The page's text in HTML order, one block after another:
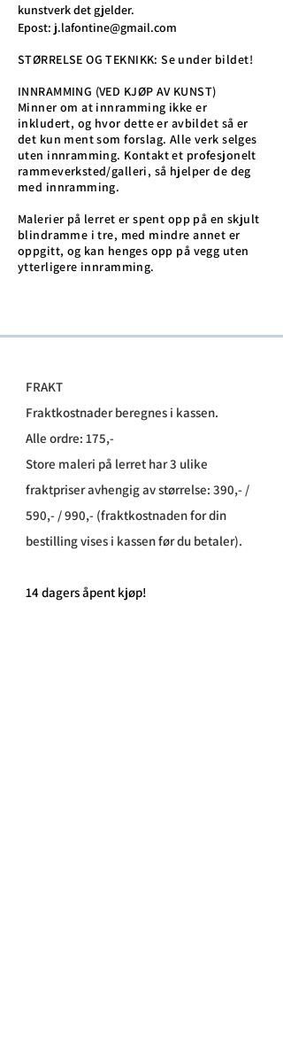
kunstverk det gjelder.
Epost: j.lafontine@gmail.com
STØRRELSE OG TEKNIKK: Se under bildet!
INNRAMMING (VED KJØP AV KUNST)
Minner om at innramming ikke er
inkludert, og hvor dette er avbildet så er
det kun ment som forslag. Alle verk selges
uten innramming. Kontakt et profesjonelt
rammeverksted/galleri, så hjelper de deg
med innramming.
Malerier på lerret er spent opp på en skjult
blindramme i tre, med mindre annet er
oppgitt, og kan henges opp på vegg uten
ytterligere innramming.
FRAKT
Fraktkostnader beregnes i kassen.
Alle ordre: 175,-
Store maleri på lerret har 3 ulike
fraktpriser avhengig av størrelse: 390,- /
590,- / 990,- (fraktkostnaden for din
bestilling vises i kassen før du betaler).
​14 dagers åpent kjøp!